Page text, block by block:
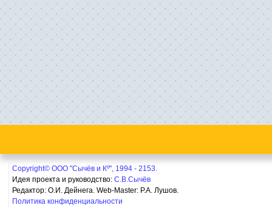
Copyright© ООО "Сычёв и Кº", 1994 - 2153.
Идея проекта и руководство: С.В.Сычёв
Редактор: О.И. Дейнега. Web-Master: Р.А. Лушов.
Политика конфиденциальности